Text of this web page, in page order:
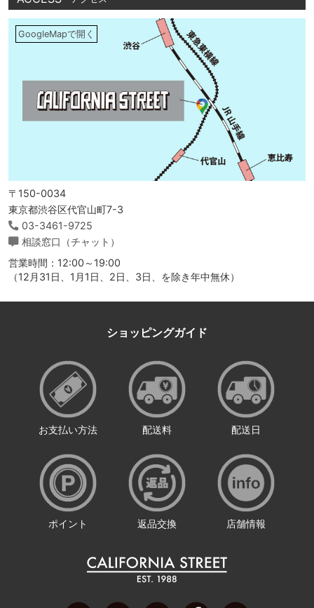
GoogleMapで開く
〒150-0034
東京都渋谷区代官山町7-3
03-3461-9725
相談窓口（チャット）
営業時間：12:00～19:00
（12月31日、1月1日、2日、3日、を除き年中無休）
ショッピングガイド
お支払い方法 配送料 配送日
ポイント 返品交換 店舗情報